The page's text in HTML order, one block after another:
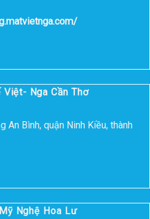
Nga Cần Thơ
An Bình, quận Ninh Kiều, thành
Nghệ Hoa Lư